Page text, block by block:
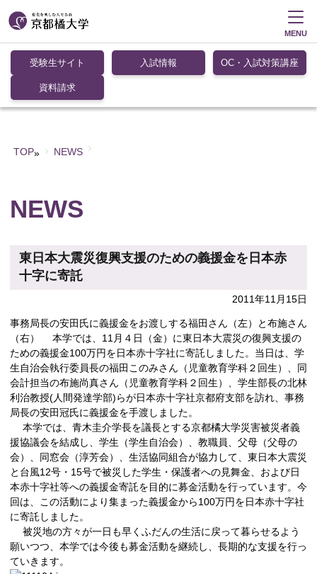
MENU
受験生サイト 入試情報 OC・入試対策講座
資料請求
TOP» NEWS
NEWS
東日本大震災復興支援のための義援金を日本赤
十字に寄託
2011年11月15日
事務局長の安田氏に義援金をお渡しする福田さん（左）と布施さん
（右） 本学では、11月４日（金）に東日本大震災の復興支援の
ための義援金100万円を日本赤十字社に寄託しました。当日は、学
生自治会執行委員長の福田このみさん（児童教育学科２回生）、同
会計担当の布施尚真さん（児童教育学科２回生）、学生部長の北林
利治教授(人間発達学部)らが日本赤十字社京都府支部を訪れ、事務
局長の安田冠氏に義援金を手渡しました。
本学では、青木圭介学長を議長とする京都橘大学災害被災者義
援協議会を結成し、学生（学生自治会）、教職員、父母（父母の
会）、同窓会（淳芳会）、生活協同組合が協力して、東日本大震災
と台風12号・15号で被災した学生・保護者への見舞金、および日
本赤十字社等への義援金寄託を目的に募金活動を行っています。今
回は、この活動により集まった義援金から100万円を日本赤十字社
に寄託しました。
被災地の方々が一日も早くふだんの生活に戻って暮らせるよう
願いつつ、本学では今後も募金活動を継続し、長期的な支援を行っ
ていきます。